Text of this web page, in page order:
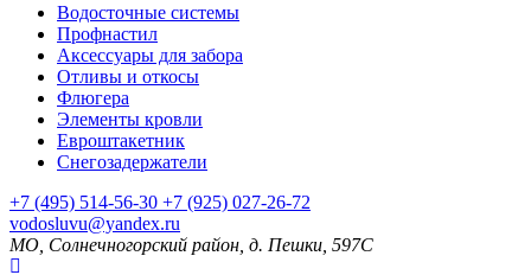
Водосточные системы
Профнастил
Аксессуары для забора
Отливы и откосы
Флюгера
Элементы кровли
Евроштакетник
Снегозадержатели
+7 (495) 514-56-30 +7 (925) 027-26-72
vodosluvu@yandex.ru
МО, Солнечногорский район, д. Пешки, 597С